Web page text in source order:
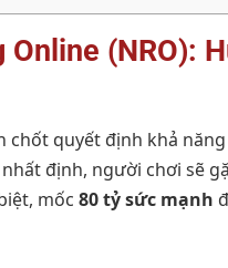
(NRO):
chốt quyết định khả
định, người chơi sẽ
mốc 80 tỷ sức mạnh